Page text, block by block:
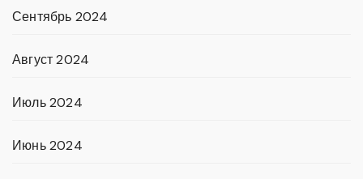
Сентябрь 2024
Август 2024
Июль 2024
Июнь 2024